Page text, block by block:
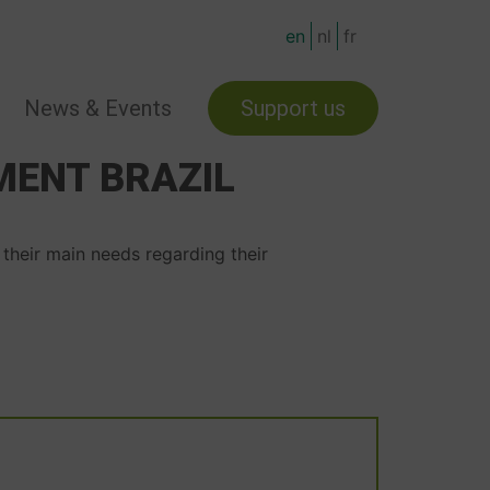
News & Events Support us
en nl fr
BRAZIL
main needs regarding their